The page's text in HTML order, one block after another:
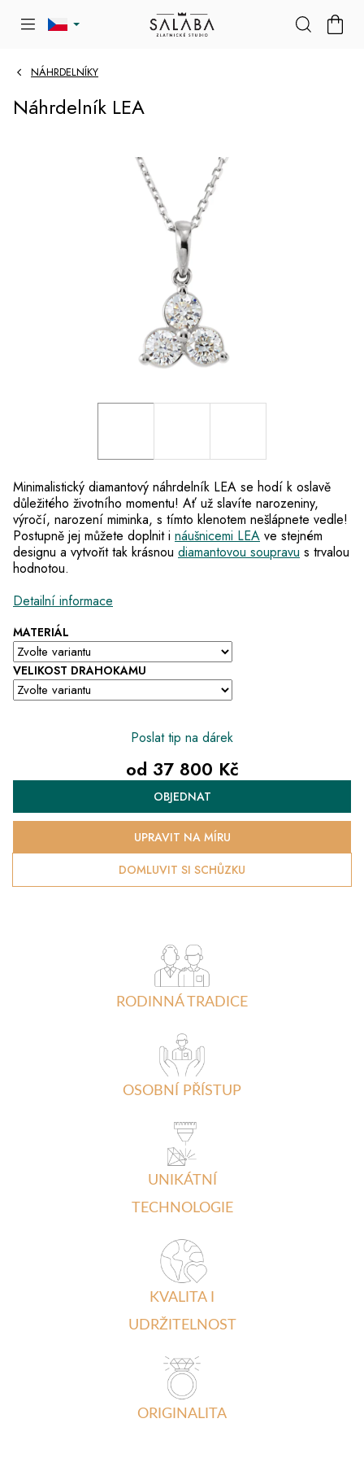
NÁHRDELNÍKY
Náhrdelník LEA
MATERIÁL
VELIKOST DRAHOKAMU
Minimalistický diamantový náhrdelník LEA se hodí k oslavě
důležitého životního momentu! Ať už slavíte narozeniny,
výročí, narození miminka, s tímto klenotem nešlápnete vedle!
Postupně jej můžete doplnit i náušnicemi LEA ve stejném
designu a vytvořit tak krásnou diamantovou soupravu s trvalou
hodnotou.
Detailní informace
Poslat tip na dárek
od 37 800 Kč
Měrná
cena:
OBJEDNAT
DOMLUVIT SI SCHŮZKU
UPRAVIT NA MÍRU
RODINNÁ TRADICE
OSOBNÍ PŘÍSTUP
UNIKÁTNÍ
TECHNOLOGIE
KVALITA I
UDRŽITELNOST
ORIGINALITA